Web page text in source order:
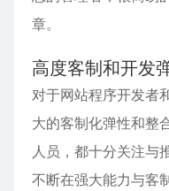
章。
高度客制和开发
对于网站程序开发者
大的客制化弹性和整
人员，都十分关注与
不断在强大能力与客